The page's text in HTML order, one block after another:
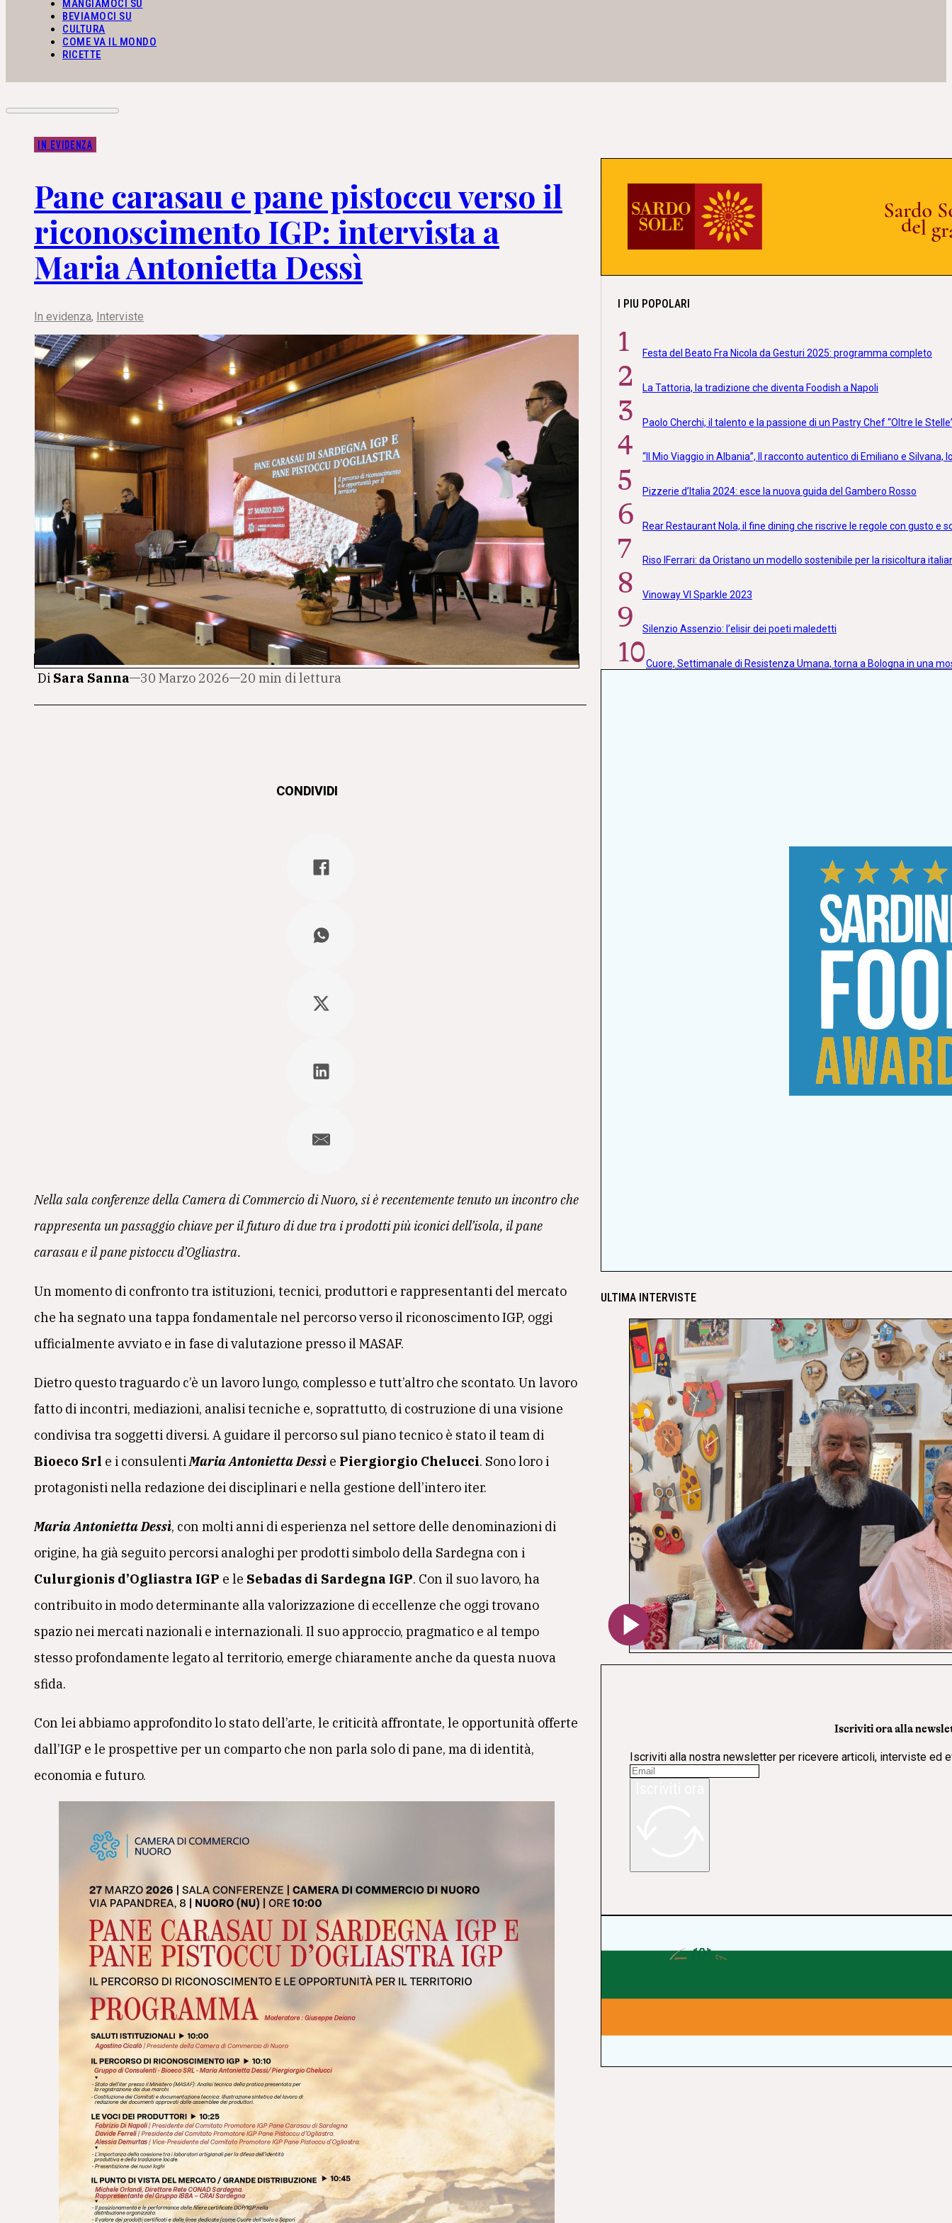
MANGIAMOCI SU
BEVIAMOCI SU
CULTURA
COME VA IL MONDO
RICETTE
IN EVIDENZA
Pane carasau e pane pistoccu verso il
riconoscimento IGP: intervista a
Maria Antonietta Dessì
In evidenza, Interviste
Di Sara Sanna 30 Marzo 2026 20 min di lettura
CONDIVIDI
Nella sala conferenze della Camera di Commercio di Nuoro, si è recentemente tenuto un incontro che
rappresenta un passaggio chiave per il futuro di due tra i prodotti più iconici dell’isola, il pane
carasau e il pane pistoccu d’Ogliastra.
Un momento di confronto tra istituzioni, tecnici, produttori e rappresentanti del mercato
che ha segnato una tappa fondamentale nel percorso verso il riconoscimento IGP, oggi
ufficialmente avviato e in fase di valutazione presso il MASAF.
Dietro questo traguardo c’è un lavoro lungo, complesso e tutt’altro che scontato. Un lavoro
fatto di incontri, mediazioni, analisi tecniche e, soprattutto, di costruzione di una visione
condivisa tra soggetti diversi. A guidare il percorso sul piano tecnico è stato il team di
Bioeco Srl e i consulentiMaria Antonietta Dessì e Piergiorgio Chelucci. Sono loro i
protagonisti nella redazione dei disciplinari e nella gestione dell’intero iter.
Maria Antonietta Dessì, con molti anni di esperienza nel settore delle denominazioni di
origine, ha già seguito percorsi analoghi per prodotti simbolo della Sardegna con i
Culurgionis d’Ogliastra IGP e le Sebadas di Sardegna IGP. Con il suo lavoro, ha
contribuito in modo determinante alla valorizzazione di eccellenze che oggi trovano
spazio nei mercati nazionali e internazionali. Il suo approccio, pragmatico e al tempo
stesso profondamente legato al territorio, emerge chiaramente anche da questa nuova
sfida.
Con lei abbiamo approfondito lo stato dell’arte, le criticità affrontate, le opportunità offerte
dall’IGP e le prospettive per un comparto che non parla solo di pane, ma di identità,
economia e futuro.
I PIU POPOLARI
1 Festa del Beato Fra Nicola da Gesturi 2025: programma completo
2 La Tattoria, la tradizione che diventa Foodish a Napoli
3 Paolo Cherchi, il talento e la passione di un Pastry Chef “Oltre le
4 “Il Mio Viaggio in Albania”, Il racconto autentico di Emiliano e
5 Pizzerie d’Italia 2024: esce la nuova guida del Gambero Rosso
6 Rear Restaurant Nola, il fine dining che riscrive le regole con gusto e
7 Riso IFerrari: da Oristano un modello sostenibile per la risicoltura
8 Vinoway VI Sparkle 2023
9 Silenzio Assenzio: l’elisir dei poeti maledetti
10Cuore, Settimanale di Resistenza Umana, torna a Bologna in una
ULTIMA INTERVISTE
Iscriviti ora alla
Iscriviti alla nostra newsletter per ricevere articoli, interviste ed